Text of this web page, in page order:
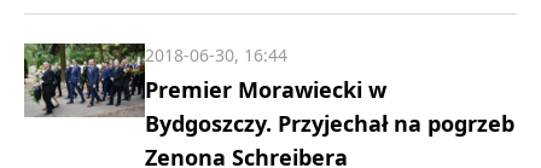
Premier Morawiecki w
Bydgoszczy. Przyjechał na pogrzeb
Zenona Schreibera
2018-06-30, 16:44